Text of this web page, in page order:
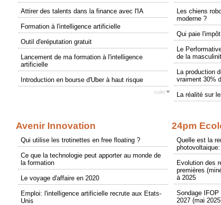
Attirer des talents dans la finance avec l'IA
Formation à l'intelligence artificielle
Outil d'eréputation gratuit
Lancement de ma formation à l'intelligence
artificielle
Introduction en bourse d'Uber à haut risque
suite
Les chiens
moderne ?
Qui paie
Le
de la
La production
vraiment 30%
La réalité sur
Avenir Innovation
Qui utilise les trotinettes en free floating ?
Ce que la technologie peut apporter au monde de
la formation
Le voyage d'affaire en 2020
Emploi: l'intelligence artificielle recrute aux Etats-
Unis
24pm
Quelle est la
Evolution des
premières
à 2025
Sondage IFOP
2027 (mai